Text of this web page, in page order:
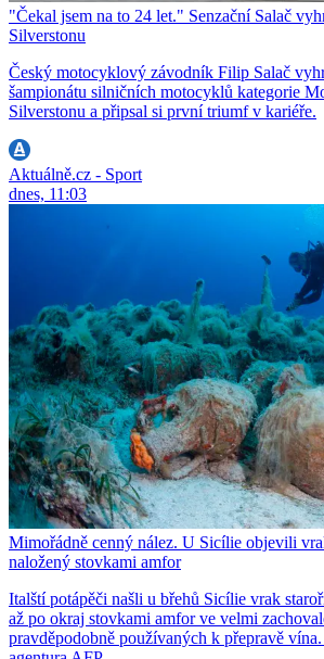
"Čekal jsem na to 24 let." Senzační Salač
Silverstonu
Český motocyklový závodník Filip Salač
šampionátu silničních motocyklů kategorie
Silverstonu a připsal si první triumf v kariéře.
Aktuálně.cz - Sport
dnes, 11:03
Mimořádně cenný nález. U Sicílie objevili
naložený stovkami amfor
Italští potápěči našli u břehů Sicílie vrak
až po okraj stovkami amfor ve velmi
pravděpodobně používaných k přepravě